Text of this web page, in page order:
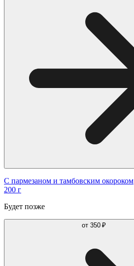
С пармезаном и тамбовским окороком
200 г
Будет позже
от 350 ₽